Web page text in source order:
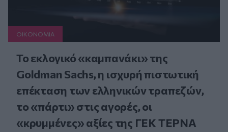
ΟΙΚΟΝΟΜΙΑ
Το εκλογικό «καμπανάκι» της
Goldman Sachs, η ισχυρή πιστωτική
επέκταση των ελληνικών τραπεζών,
το «πάρτι» στις αγορές, οι
«κρυμμένες» αξίες της ΓΕΚ ΤΕΡΝΑ